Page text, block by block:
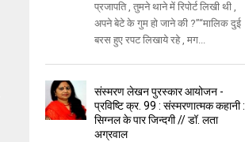
प्रजापति , तुमने थाने में रिपोर्ट लिखी थी ,
अपने बेटे के गुम हो जाने की ?”“मालिक दुई
बरस हुए रपट लिखाये रहे , मग...
संस्मरण लेखन पुरस्कार आयोजन -
प्रविष्टि क्र. 99 : संस्मरणात्मक कहानी :
सिग्नल के पार जिन्दगी // डॉ. लता
अग्रवाल